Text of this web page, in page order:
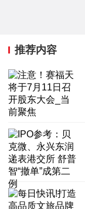
推荐内容